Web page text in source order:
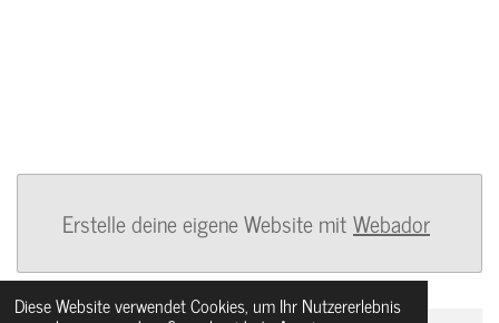
Diese Website verwendet Cookies, um Ihr Nutzererlebnis
Erstelle deine eigene Website mitWebador